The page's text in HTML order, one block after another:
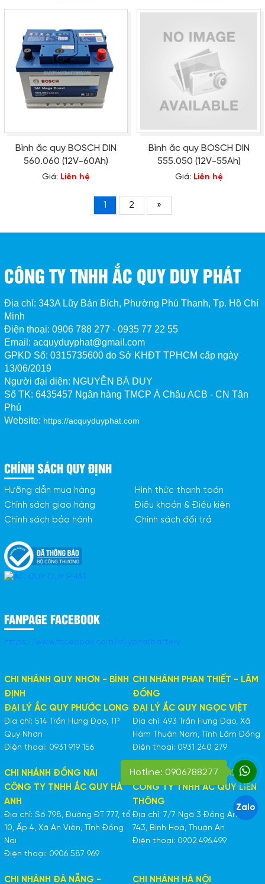
Bình ắc quy BOSCH DIN
560.060 (12V-60Ah)
Giá: Liên hệ
Bình ắc quy BOSCH DIN
555.050 (12V-55Ah)
Giá: Liên hệ
1 2 »
CÔNG TY TNHH ẮC QUY DUY PHÁT
Địa chỉ: 343A Lũy Bán Bích, Phường Phú Thạnh, Tp. Hồ Chí
Minh
Điện thoại: 0906 788 277 - 0935 77 22 55
Email: acquyduyphat@gmail.com
GPKD Số: 0315735600 do Sở KHĐT TPHCM cấp ngày
13/06/2019
Người đại diện: NGUYỄN BÁ DUY
Số TK: 6435457 Ngân hàng TMCP Á Châu ACB - CN Tân
Phú
Website: https://acquyduyphat.com
CHÍNH SÁCH QUY ĐỊNH
Hưỡng dẫn mua hàng
Hình thức thanh toán
Chính sách giao hàng
Điều khoản & Điều kiện
Chính sách bảo hành
Chính sách đổi trả
FANPAGE FACEBOOK
https://www.facebook.com/duyphatbattery
CHI NHÁNH QUY NHƠN - BÌNH
ĐỊNH
ĐẠI LÝ ẮC QUY PHƯỚC LONG
Địa chỉ: 514 Trần Hưng Đạo, TP
Quy Nhơn
Điện thoại: 0931 919 156
CHI NHÁNH PHAN THIẾT - LÂM
ĐỒNG
ĐẠI LÝ ẮC QUY NGỌC VIỆT
Địa chỉ: 493 Trần Hưng Đạo, Xã
Hàm Thuận Nam, Tỉnh Lâm Đồng
Điện thoại: 0931 240 279
CHI NHÁNH ĐỒNG NAI
CÔNG TY TNHH ẮC QUY HÀ
ANH
Địa chỉ: Số 798, Đường ĐT 777, tổ
10, Ấp 4, Xã An Viễn, Tỉnh Đồng
Nai
Điện thoại: 0906 587 969
CHI NHÁNH BÌNH DƯƠNG
CÔNG TY TNHH ẮC QUY LIÊN
THÔNG
Địa chỉ: 7/7 Ngã 3 Đồng An, ĐT
743, Bình Hoà, Thuận An
Điện thoại: 0902.496.499
CHI NHÁNH ĐÀ NẴNG - CHI NHÁNH HÀ NỘI
Hotline: 0906788277
Zalo